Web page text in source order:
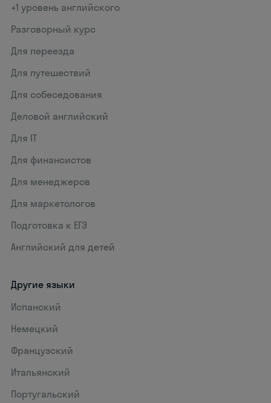
+1 уровень английского
Разговорный курс
Для переезда
Для путешествий
Для собеседования
Деловой английский
Для IT
Для финансистов
Для менеджеров
Для маркетологов
Подготовка к ЕГЭ
Английский для детей
Другие языки
Испанский
Немецкий
Французский
Итальянский
Португальский